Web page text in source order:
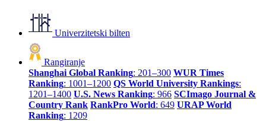
Univerzitetski bilten
Rangiranje
Shanghai Global Ranking: 201–300 WUR Times
Ranking: 1001–1200 QS World University Rankings:
1201–1400 U.S. News Ranking: 966 SCImago Journal &
Country Rank RankPro World: 649 URAP World
Ranking: 1209